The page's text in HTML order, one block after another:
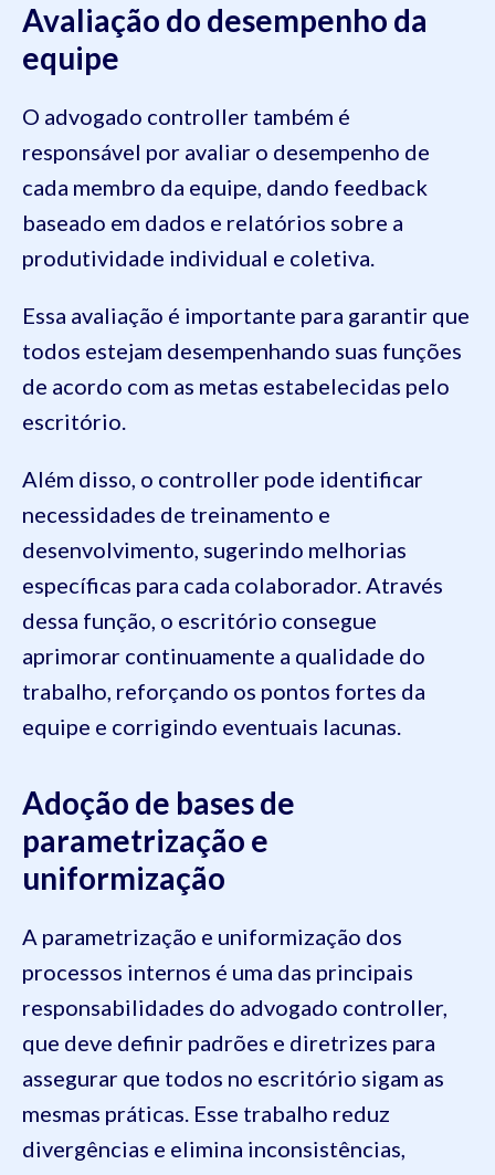
Avaliação do desempenho da
equipe
O advogado controller também é
responsável por avaliar o desempenho de
cada membro da equipe, dando feedback
baseado em dados e relatórios sobre a
produtividade individual e coletiva.
Essa avaliação é importante para garantir que
todos estejam desempenhando suas funções
de acordo com as metas estabelecidas pelo
escritório.
Além disso, o controller pode identificar
necessidades de treinamento e
desenvolvimento, sugerindo melhorias
específicas para cada colaborador. Através
dessa função, o escritório consegue
aprimorar continuamente a qualidade do
trabalho, reforçando os pontos fortes da
equipe e corrigindo eventuais lacunas.
Adoção de bases de
parametrização e
uniformização
A parametrização e uniformização dos
processos internos é uma das principais
responsabilidades do advogado controller,
que deve definir padrões e diretrizes para
assegurar que todos no escritório sigam as
mesmas práticas. Esse trabalho reduz
divergências e elimina inconsistências,